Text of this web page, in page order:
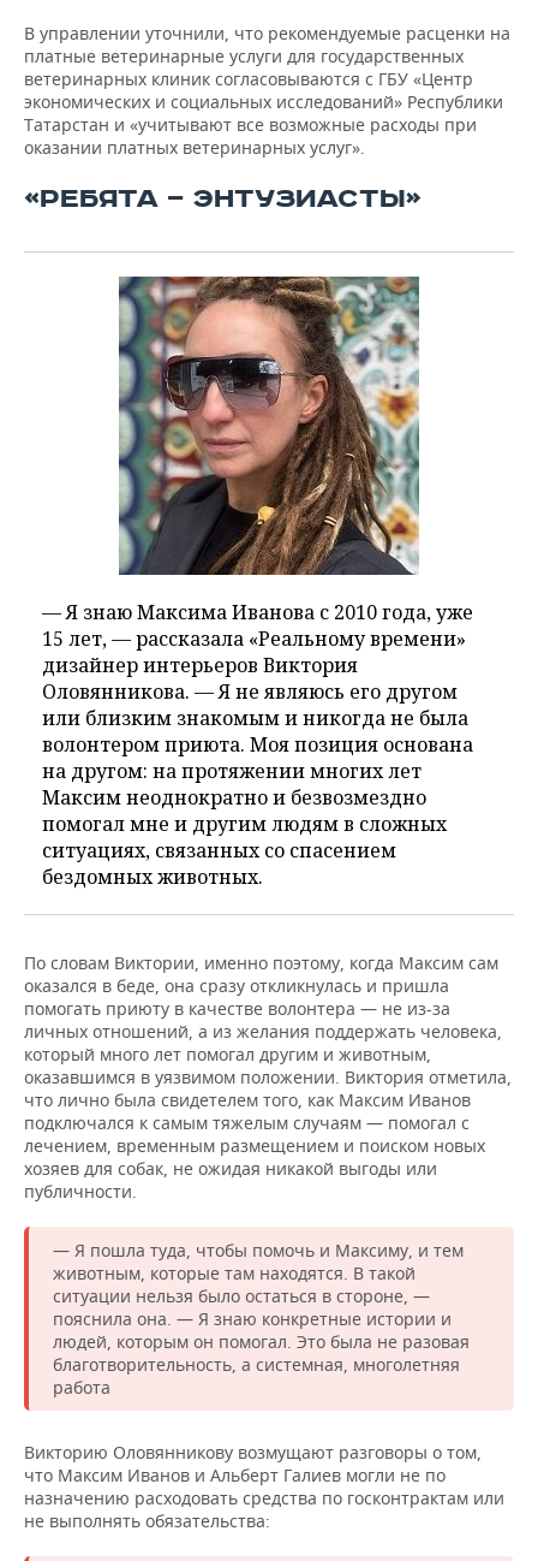
В управлении уточнили, что рекомендуемые расценки на
платные ветеринарные услуги для государственных
ветеринарных клиник согласовываются с ГБУ «Центр
экономических и социальных исследований» Республики
Татарстан и «учитывают все возможные расходы при
оказании платных ветеринарных услуг».
«РЕБЯТА — ЭНТУЗИАСТЫ»
— Я знаю Максима Иванова с 2010 года, уже
15 лет, — рассказала «Реальному времени»
дизайнер интерьеров Виктория
Оловянникова. — Я не являюсь его другом
или близким знакомым и никогда не была
волонтером приюта. Моя позиция основана
на другом: на протяжении многих лет
Максим неоднократно и безвозмездно
помогал мне и другим людям в сложных
ситуациях, связанных со спасением
бездомных животных.
По словам Виктории, именно поэтому, когда Максим сам
оказался в беде, она сразу откликнулась и пришла
помогать приюту в качестве волонтера — не из-за
личных отношений, а из желания поддержать человека,
который много лет помогал другим и животным,
оказавшимся в уязвимом положении. Виктория отметила,
что лично была свидетелем того, как Максим Иванов
подключался к самым тяжелым случаям — помогал с
лечением, временным размещением и поиском новых
хозяев для собак, не ожидая никакой выгоды или
публичности.
— Я пошла туда, чтобы помочь и Максиму, и тем
животным, которые там находятся. В такой
ситуации нельзя было остаться в стороне, —
пояснила она. — Я знаю конкретные истории и
людей, которым он помогал. Это была не разовая
благотворительность, а системная, многолетняя
работа
Викторию Оловянникову возмущают разговоры о том,
что Максим Иванов и Альберт Галиев могли не по
назначению расходовать средства по госконтрактам или
не выполнять обязательства: